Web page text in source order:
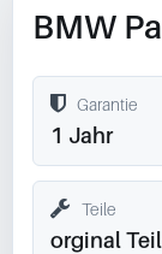
BMW
Garantie
1 Jahr
Teile
orginal